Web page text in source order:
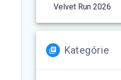
Velvet Run 2026
Kategórie